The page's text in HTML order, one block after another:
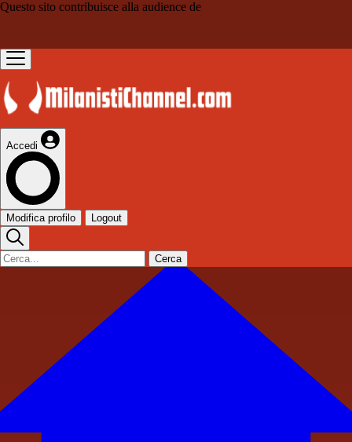
Questo sito contribuisce alla audience de
Accedi
Modifica profilo Logout
Cerca